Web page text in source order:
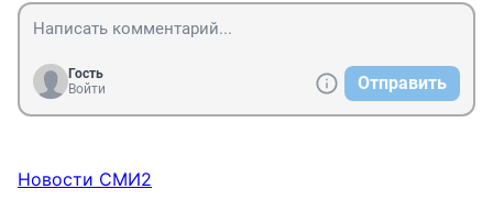
Гость
Войти
Отправить
Новости СМИ2